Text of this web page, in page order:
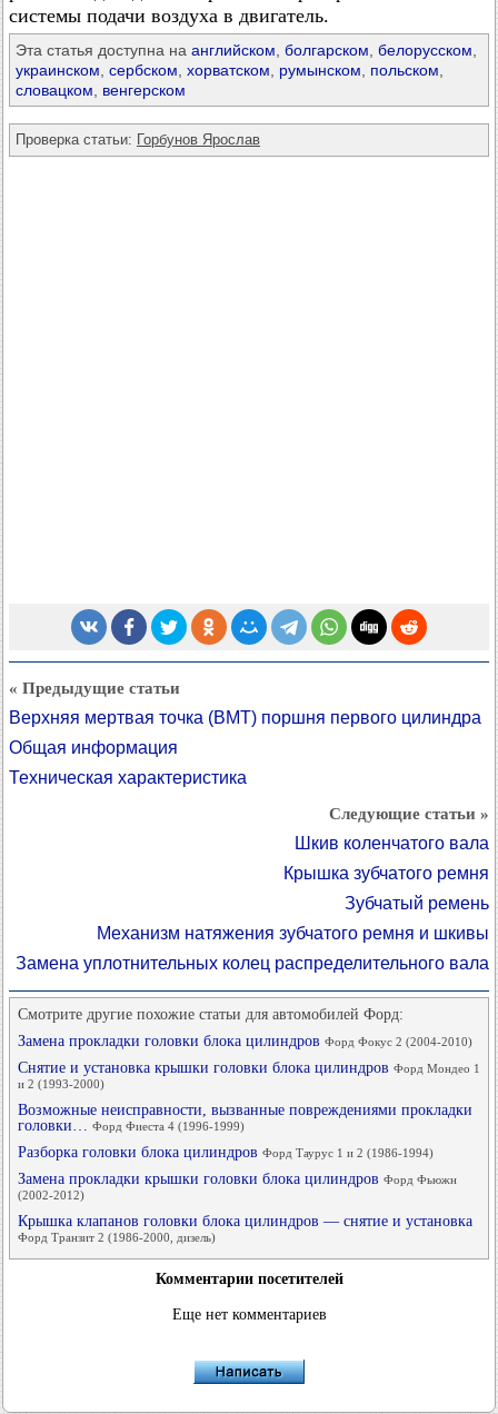
системы подачи воздуха в двигатель.
Эта статья доступна на английском болгарском белорусском
украинском сербском хорватском румынском польском
словацком
венгерском
Проверка статьи: Горбунов Ярослав
« Предыдущие статьи
Верхняя мертвая точка (ВМТ) поршня первого цилиндра
Общая информация
Техническая характеристика
Следующие статьи »
Шкив коленчатого вала
Крышка зубчатого ремня
Зубчатый ремень
Механизм натяжения зубчатого ремня и шкивы
Замена уплотнительных колец распределительного вала
Смотрите другие похожие статьи для автомобилей Форд:
Замена прокладки головки блока цилиндров Форд Фокус 2 (2004-2010)
Снятие и установка крышки головки блока цилиндров Форд Мондео 1
и 2 (1993-2000)
Возможные неисправности, вызванные повреждениями прокладки
головки… Форд Фиеста 4 (1996-1999)
Разборка головки блока цилиндров Форд Таурус 1 и 2 (1986-1994)
Замена прокладки крышки головки блока цилиндров Форд Фьюжн
(2002-2012)
Крышка клапанов головки блока цилиндров — снятие и установка
Форд Транзит 2 (1986-2000, дизель)
Комментарии посетителей
Еще нет комментариев